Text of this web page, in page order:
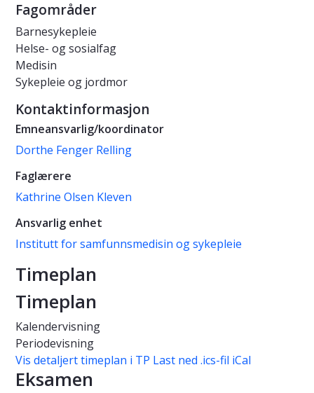
Fagområder
Barnesykepleie
Helse- og sosialfag
Medisin
Sykepleie og jordmor
Kontaktinformasjon
Emneansvarlig/koordinator
Dorthe Fenger Relling
Faglærere
Kathrine Olsen Kleven
Ansvarlig enhet
Institutt for samfunnsmedisin og sykepleie
Timeplan
Timeplan
Kalendervisning
Periodevisning
Vis detaljert timeplan i TP Last ned .ics-fil iCal
Eksamen